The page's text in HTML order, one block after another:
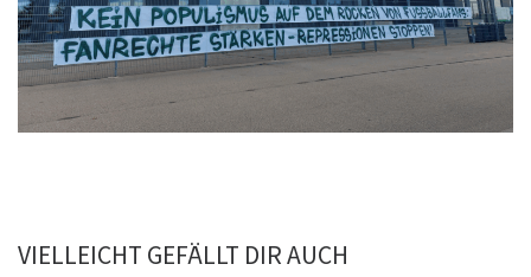
VIELLEICHT GEFÄLLT DIR AUCH